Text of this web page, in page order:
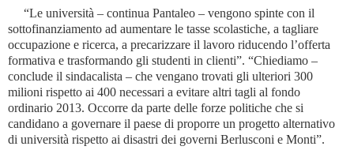
“Le università – continua Pantaleo – vengono spinte con il
sottofinanziamento ad aumentare le tasse scolastiche, a tagliare
occupazione e ricerca, a precarizzare il lavoro riducendo l’offerta
formativa e trasformando gli studenti in clienti”. “Chiediamo –
conclude il sindacalista – che vengano trovati gli ulteriori 300
milioni rispetto ai 400 necessari a evitare altri tagli al fondo
ordinario 2013. Occorre da parte delle forze politiche che si
candidano a governare il paese di proporre un progetto alternativo
di università rispetto ai disastri dei governi Berlusconi e Monti”.